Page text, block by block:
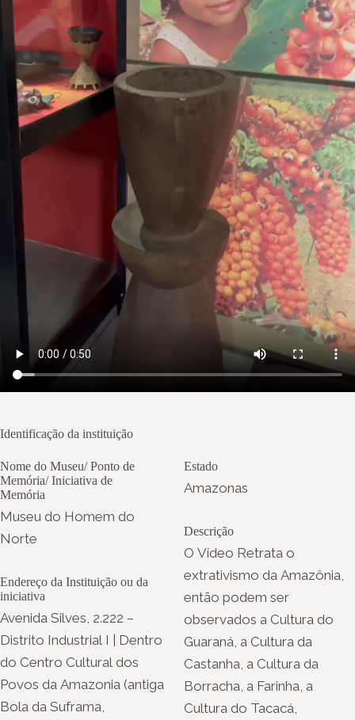
Identificação da instituição
Nome do Museu/ Ponto de
Memória/ Iniciativa de
Memória
Museu do Homem do
Norte
Endereço da Instituição ou da
iniciativa
Avenida Silves, 2.222 –
Distrito Industrial I | Dentro
do Centro Cultural dos
Povos da Amazonia (antiga
Bola da Suframa,
Estado
Amazonas
Descrição
O Vídeo Retrata o
extrativismo da Amazônia,
então podem ser
observados a Cultura do
Guaraná, a Cultura da
Castanha, a Cultura da
Borracha, a Farinha, a
Cultura do Tacacá,